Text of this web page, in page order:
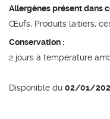
Allergènes présent dans
Œufs, Produits laitiers,
Conservation :
2 jours à température
Disponible du 02/01/